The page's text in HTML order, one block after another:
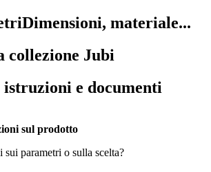
Dimensioni, materiale...
collezione Jubi
e documenti
sul prodotto
parametri o sulla scelta?